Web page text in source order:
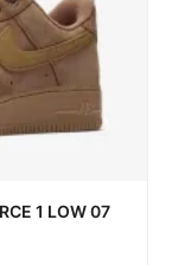
1 LOW 07